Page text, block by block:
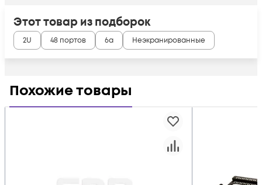
Этот товар из подборок
2U 48 портов 6a Неэкранированные
Похожие товары